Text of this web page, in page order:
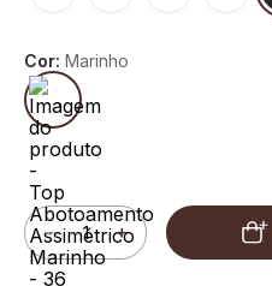
Cor: Marinho
＋
－